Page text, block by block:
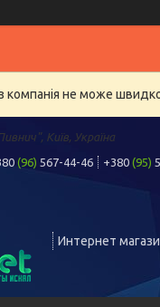
компанія не може
Київ, Україна
(96) 567-44-46 +380 (95)
Интернет